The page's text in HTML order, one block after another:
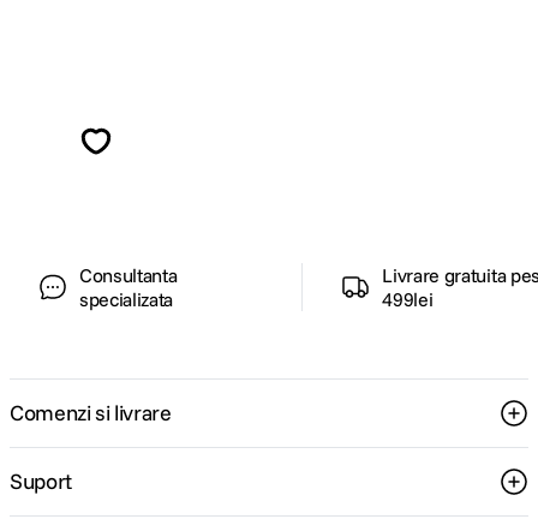
Consultanta
specializata
Livrare gratuita
499lei
Comenzi si livrare
Suport